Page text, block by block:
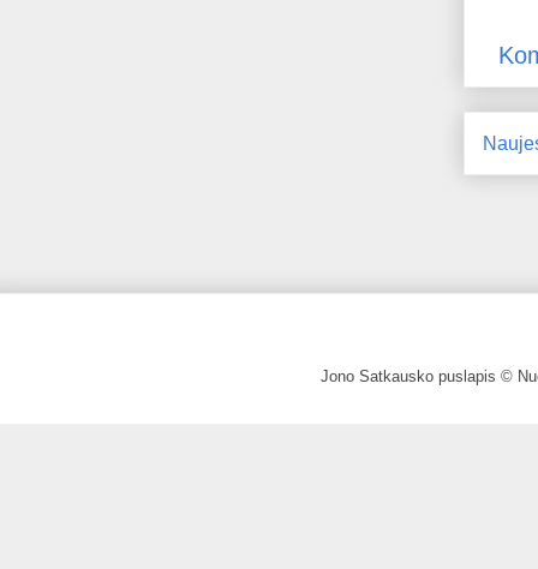
Jono Satkausko puslapis ©